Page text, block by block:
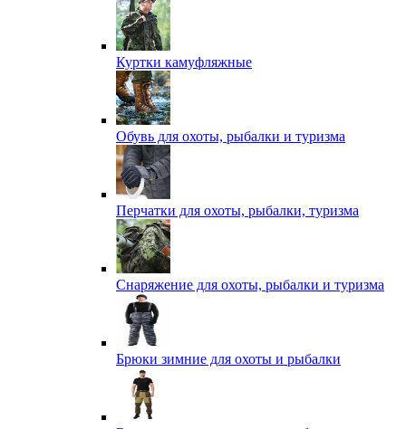
Куртки камуфляжные
Обувь для охоты, рыбалки и туризма
Перчатки для охоты, рыбалки, туризма
Снаряжение для охоты, рыбалки и туризма
Брюки зимние для охоты и рыбалки